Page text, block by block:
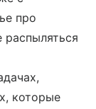
про
которые